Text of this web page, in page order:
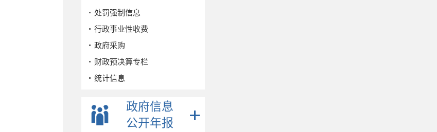
处罚强制信息
行政事业性收费
政府采购
财政预决算专栏
统计信息
事业单位招考
公示公告
政府信息
公开年报